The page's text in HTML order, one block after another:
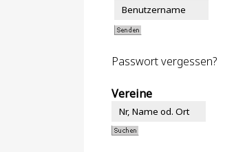
Passwort vergessen?
Vereine